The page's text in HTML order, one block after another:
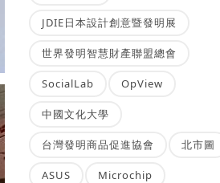
JDIE日本設計創意暨發明展
世界發明智慧財產聯盟總會
SocialLab OpView
中國文化大學
台灣發明商品促進協會 北市圖
ASUS Microchip